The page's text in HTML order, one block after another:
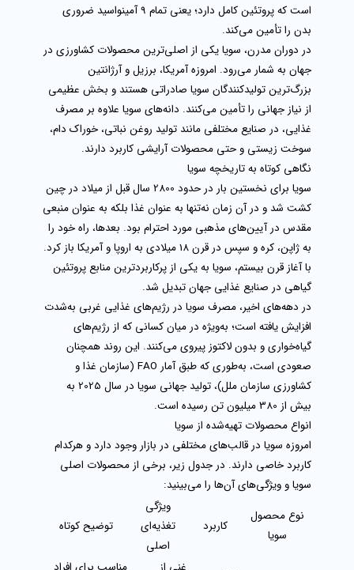
است که پروتئین کامل دارد؛ یعنی تمام 9 آمینواسید ضروری
بدن را تأمین می‌کند.
در دوران مدرن، سویا یکی از اصلی‌ترین محصولات کشاورزی در
جهان به شمار می‌رود. امروزه آمریکا، برزیل و آرژانتین
بزرگ‌ترین تولیدکنندگان سویا صادراتی هستند و بخش عظیمی
از نیاز جهانی را تأمین می‌کنند. دانه‌های سویا علاوه بر مصرف
غذایی، در صنایع مختلفی مانند تولید روغن نباتی، خوراک دام،
سوخت زیستی و حتی محصولات آرایشی کاربرد دارند.
نگاهی کوتاه به تاریخچه سویا
سویا برای نخستین بار در حدود 2800 سال قبل از میلاد در چین
کشت شد و در آن زمان نه‌تنها به عنوان غذا بلکه به عنوان منبعی
مقدس در آیین‌های مذهبی مورد احترام بود. بعدها، راه خود را
به ژاپن، کره و سپس در قرن 18 میلادی به اروپا و آمریکا باز کرد.
با آغاز قرن بیستم، سویا به یکی از پرکاربردترین منابعپروتئین
گیاهی در صنایع غذایی جهان تبدیل شد.
در دهه‌های اخیر، مصرف سویا در رژیم‌های غذایی غربی به‌شدت
افزایش یافته است؛ به‌ویژه در میان کسانی که از رژیم‌های
گیاه‌خواریو بدون لاکتوز پیروی می‌کنند. این روند همچنان
صعودی است، به‌طوری که طبق آمار
FAO (سازمان غذا و
کشاورزی سازمان ملل)
، تولید جهانی سویا در سال 2025 به
بیش از 380 میلیون تن
رسیده است.
انواع محصولات تهیه‌شده از سویا
امروزه سویا در قالب‌های مختلفی در بازار وجود دارد و هرکدام
کاربرد خاصی دارند. در جدول زیر، برخی از محصولات اصلی
سویا و ویژگی‌های آن‌ها را می‌بینید:
نوع محصول
سویا
کاربرد
ویژگی
تغذیه‌ای
اصلی
توضیح کوتاه